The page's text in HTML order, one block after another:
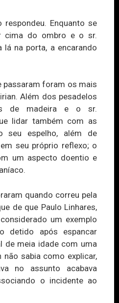
Enquanto se
cima do ombro e o sr.
lá na porta, a encarando
foram os mais
Além dos pesadelos
de madeira e o sr.
lidar também com as
seu espelho, além de
seu próprio reflexo; o
um aspecto doentio e
quando correu pela
de que Paulo Linhares,
um exemplo
detido após espancar
de meia idade com uma
sabia como explicar,
no assunto acabava
o incidente ao